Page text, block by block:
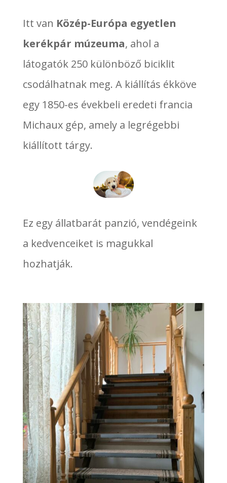
Itt van Közép-Európa egyetlen
kerékpár múzeuma, ahol a
látogatók 250 különböző biciklit
csodálhatnak meg. A kiállítás ékköve
egy 1850-es évekbeli eredeti francia
Michaux gép, amely a legrégebbi
kiállított tárgy.
Ez egy állatbarát panzió, vendégeink
a kedvenceiket is magukkal
hozhatják.